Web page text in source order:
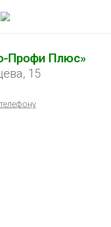
Профи Плюс»
15